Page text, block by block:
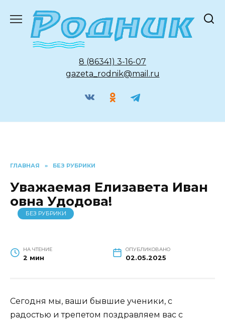
содержанию
8 (86341) 3-16-07
gazeta_rodnik@mail.ru
ГЛАВНАЯ » БЕЗ РУБРИКИ
Уважаемая Елизавета Иван
овна Удодова!
БЕЗ РУБРИКИ
НА ЧТЕНИЕ
2 мин
ОПУБЛИКОВАНО
02.05.2025
Сегодня мы, ваши бывшие ученики, с
радостью и трепетом поздравляем вас с